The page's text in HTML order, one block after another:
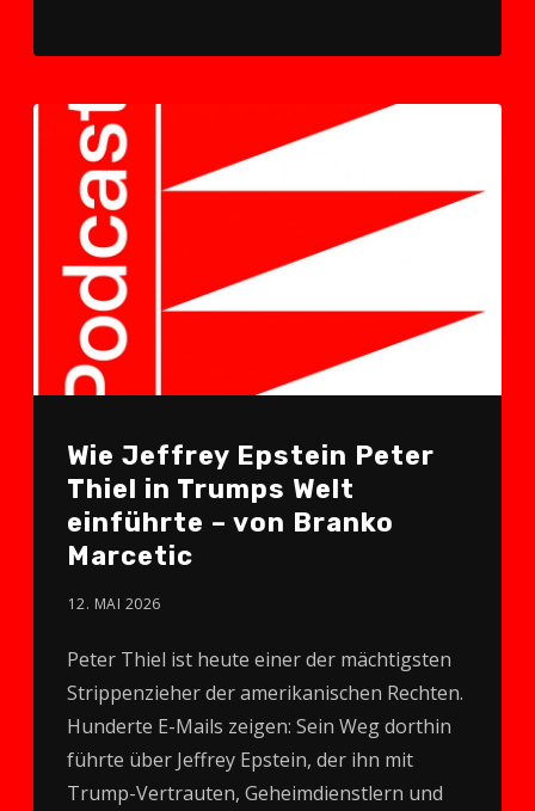
Wie Jeffrey Epstein Peter
Thiel in Trumps Welt
einführte – von Branko
Marcetic
12. MAI 2026
Peter Thiel ist heute einer der mächtigsten
Strippenzieher der amerikanischen Rechten.
Hunderte E-Mails zeigen: Sein Weg dorthin
führte über Jeffrey Epstein, der ihn mit
Trump-Vertrauten, Geheimdienstlern und